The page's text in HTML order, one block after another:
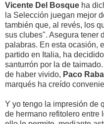
Vicente Del Bosque ha
la Selección juegan mejor
también que, al revés, los
sus clubes". Asegura tener
palabras. En esta ocasión,
partido en Italia, ha
santurrón por la de
de haber vivido, Paco Rabal
marqués ha creído
Y yo tengo la impresión de
de hermano refitolero entre